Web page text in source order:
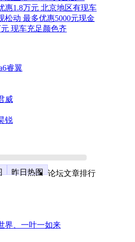
惠1.8万元 北京地区有现车
松动 最多优惠5000元现金
现车充足颜色齐
睿翼
威
锐
昨日热图
论坛文章排行
界、一叶一如来